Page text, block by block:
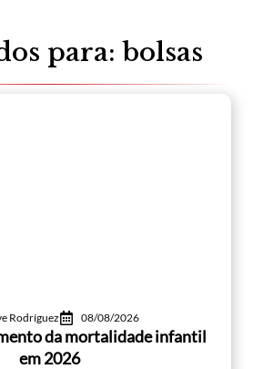
para: bolsas
Rodríguez 08/08/2026
da mortalidade infantil
em 2026